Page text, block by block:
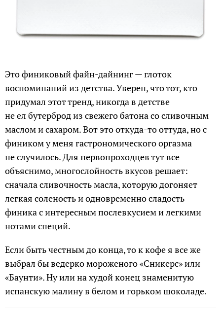
Это финиковый файн-дайнинг — глоток
воспоминаний из детства. Уверен, что тот, кто
придумал этот тренд, никогда в детстве
не ел бутерброд из свежего батона со сливочным
маслом и сахаром. Вот это откуда-то оттуда, но с
фиником у меня гастрономического оргазма
не случилось. Для первопроходцев тут все
объяснимо, многослойность вкусов решает:
сначала сливочность масла, которую догоняет
легкая соленость и одновременно сладость
финика с интересным послевкусием и легкими
нотами специй.
Если быть честным до конца, то к кофе я все же
выбрал бы ведерко мороженого «Сникерс» или
«Баунти». Ну или на худой конец знаменитую
испанскую малину в белом и горьком шоколаде.